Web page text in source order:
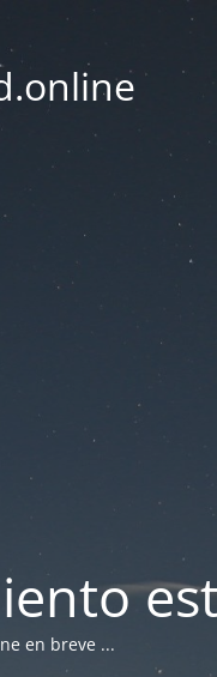
en breve ...